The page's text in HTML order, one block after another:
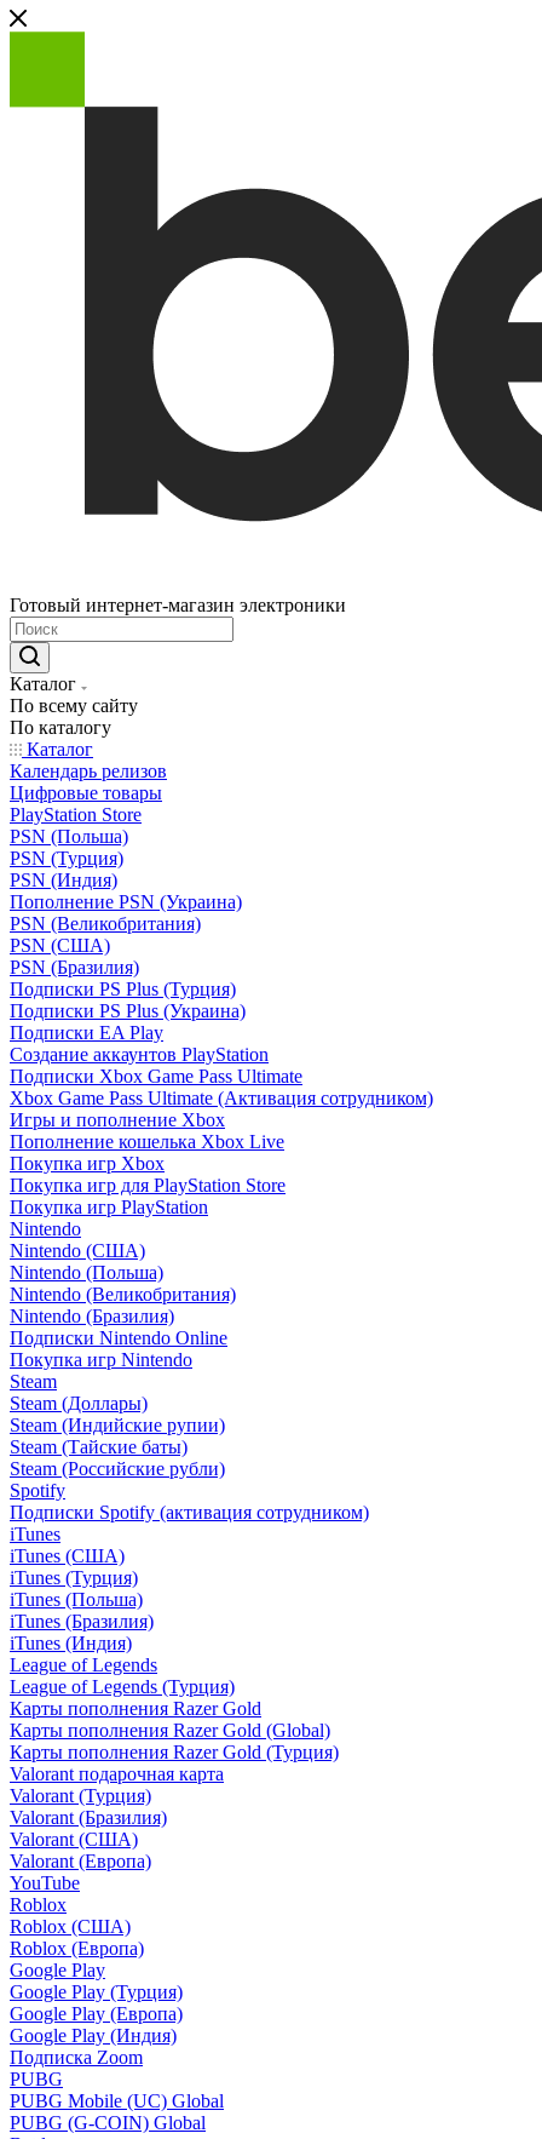
Готовый интернет-магазин электроники
Каталог
По всему сайту
По каталогу
Каталог
Календарь релизов
Цифровые товары
PlayStation Store
PSN (Польша)
PSN (Турция)
PSN (Индия)
Пополнение PSN (Украина)
PSN (Великобритания)
PSN (США)
PSN (Бразилия)
Подписки PS Plus (Турция)
Подписки PS Plus (Украина)
Подписки EA Play
Создание аккаунтов PlayStation
Подписки Xbox Game Pass Ultimate
Xbox Game Pass Ultimate (Активация сотрудником)
Игры и пополнение Xbox
Пополнение кошелька Xbox Live
Покупка игр Xbox
Покупка игр для PlayStation Store
Покупка игр PlayStation
Nintendo
Nintendo (США)
Nintendo (Польша)
Nintendo (Великобритания)
Nintendo (Бразилия)
Подписки Nintendo Online
Покупка игр Nintendo
Steam
Steam (Доллары)
Steam (Индийские рупии)
Steam (Тайские баты)
Steam (Российские рубли)
Spotify
Подписки Spotify (активация сотрудником)
iTunes
iTunes (США)
iTunes (Турция)
iTunes (Польша)
iTunes (Бразилия)
iTunes (Индия)
League of Legends
League of Legends (Турция)
Карты пополнения Razer Gold
Карты пополнения Razer Gold (Global)
Карты пополнения Razer Gold (Турция)
Valorant подарочная карта
Valorant (Турция)
Valorant (Бразилия)
Valorant (США)
Valorant (Европа)
YouTube
Roblox
Roblox (США)
Roblox (Европа)
Google Play
Google Play (Турция)
Google Play (Европа)
Google Play (Индия)
Подписка Zoom
PUBG
PUBG Mobile (UC) Global
PUBG (G-COIN) Global